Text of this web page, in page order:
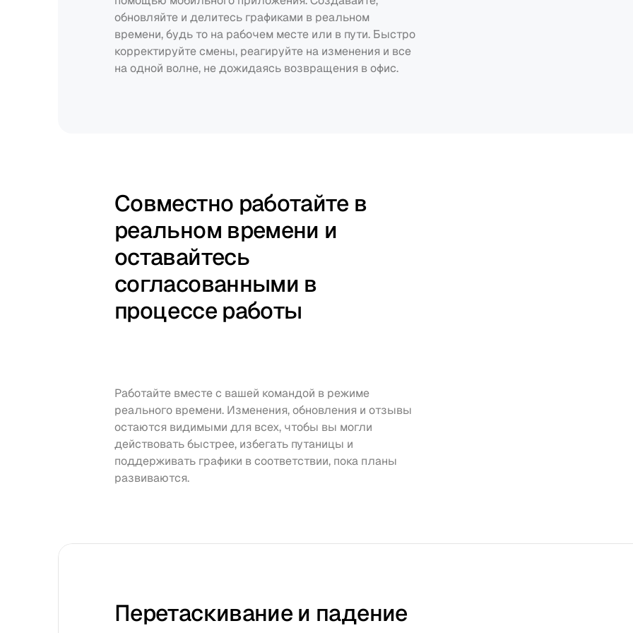
обновляйте и делитесь графиками в реальном
времени, будь то на рабочем месте или в пути. Быстро
корректируйте смены, реагируйте на изменения и все
на одной волне, не дожидаясь возвращения в офис.
Совместно работайте в
реальном времени и
оставайтесь
согласованными в
процессе работы
Работайте вместе с вашей командой в режиме
реального времени. Изменения, обновления и отзывы
остаются видимыми для всех, чтобы вы могли
действовать быстрее, избегать путаницы и
поддерживать графики в соответствии, пока планы
развиваются.
Перетаскивание и падение